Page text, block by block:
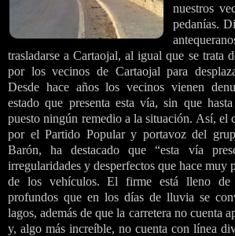
nuestros
pedanías.
trasladarse a Cartaojal, al igual que se trata
por los vecinos de Cartaojal para
Desde hace años los vecinos vienen
estado que presenta esta vía, sin que
puesto ningún remedio a la situación. Así, el
por el Partido Popular y portavoz del
Barón, ha destacado que “esta vía
irregularidades y desperfectos que hace muy
de los vehículos. El firme está lleno de
profundos que en los días de lluvia se
lagos, además de que la carretera no cuenta
y, algo más increíble, no cuenta con línea